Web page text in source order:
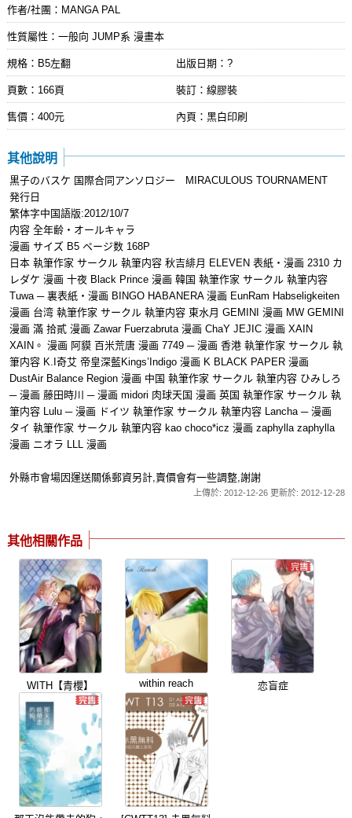
作者/社團：MANGA PAL
性質屬性：一般向 JUMP系 漫畫本
規格：B5左翻 出版日期： ?
頁數：166頁 裝訂：線膠裝
售價：400元 內頁：黑白印刷
其他說明
黒子のバスケ 国際合同アンソロジー MIRACULOUS TOURNAMENT
発行日
繁体字中国語版:2012/10/7
内容 全年齢・オールキャラ
漫画 サイズ B5 ページ数 168P
日本 執筆作家 サークル 執筆内容 秋吉緋月 ELEVEN 表紙・漫画 2310 カ
レダケ 漫画 十夜 Black Prince 漫画 韓国 執筆作家 サークル 執筆内容
Tuwa ─ 裏表紙・漫画 BINGO HABANERA 漫画 EunRam Habseligkeiten
漫画 台湾 執筆作家 サークル 執筆内容 東水月 GEMINI 漫画 MW GEMINI
漫画 滿 拾貳 漫画 Zawar Fuerzabruta 漫画 ChaY JEJIC 漫画 XAIN
XAIN。 漫画 阿貘 百米荒唐 漫画 7749 ─ 漫画 香港 執筆作家 サークル 執
筆内容 K.I奇艾 帝皇深藍Kings’Indigo 漫画 K BLACK PAPER 漫画
DustAir Balance Region 漫画 中国 執筆作家 サークル 執筆内容 ひみしろ
─ 漫画 藤田時川 ─ 漫画 midori 肉球天国 漫画 英国 執筆作家 サークル 執
筆内容 Lulu ─ 漫画 ドイツ 執筆作家 サークル 執筆内容 Lancha ─ 漫画
タイ 執筆作家 サークル 執筆内容 kao choco*icz 漫画 zaphylla zaphylla
漫画 ニオラ LLL 漫画
外縣市會場因運送關係郵資另計,賣價會有一些調整,謝謝
上傳於: 2012-12-26 更新於: 2012-12-28
其他相關作品
WITH【青櫻】 within reach 恋盲症